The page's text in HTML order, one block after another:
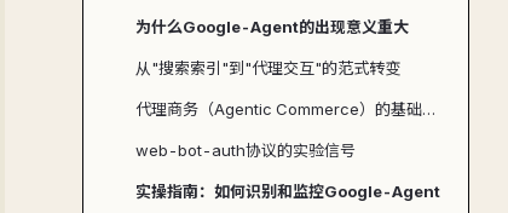
为什么Google-Agent的出现意义重大
从"搜索索引"到"代理交互"的范式转变
代理商务（Agentic Commerce）的基础设施
web-bot-auth协议的实验信号
实操指南：如何识别和监控Google-Agent